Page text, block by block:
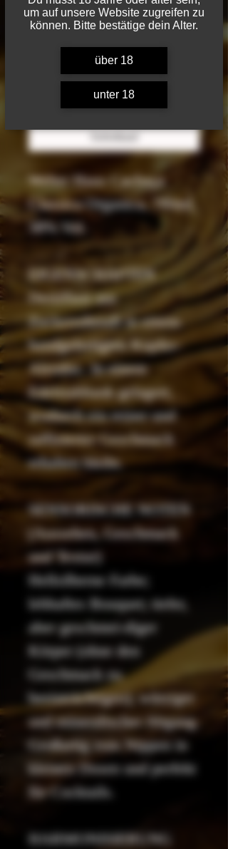
um auf unsere Website zugreifen zu
können. Bitte bestätige dein Alter.
über 18
unter 18
Anzahl *
In den Warenkorb
Weber Haus Cachaça
Classica Organica, 700ml,
38% Vol.
EIGENSCHAFTEN
Destilliert aus
Zuckerrohrsaft in einem
handgefertigten Kupfer-
Alembic. In einem
Edelstahltank gelagert,
wodurch ein reiner und
raffinierter Geschmack
erhalten bleibt.
SENSORISCHE NOTEN
(Aussehen, Geschmack
und Textur)
Hellsilberne Farbe;
lebhaftes Bouquet; tiefer,
aber geschmei-diger
Körper (ohne den
Geschmack zu
beeinträchtigen); würziger
und mineralischer Abgang.
Großartig zum Nippen in
kleinen Dosen und perfekt
für Cocktails.
HARMONISIERUNG